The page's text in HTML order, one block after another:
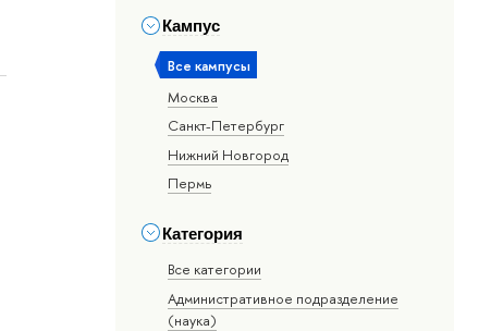
Кампус
Все кампусы
Москва
Санкт-Петербург
Нижний Новгород
Пермь
Категория
Все категории
Административное подразделение
(наука)